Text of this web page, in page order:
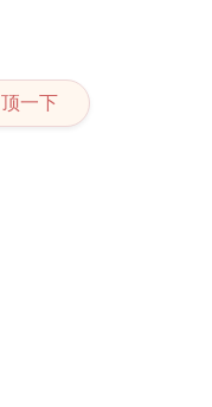
顶一下